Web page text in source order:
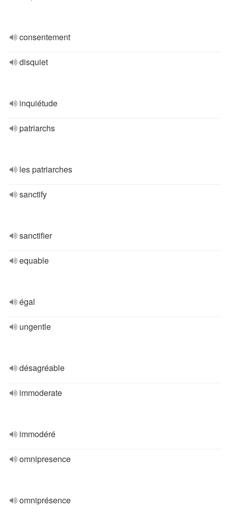
consentement
disquiet
inquiétude
patriarchs
les patriarches
sanctify
sanctifier
equable
égal
ungentle
désagréable
immoderate
immodéré
omnipresence
omniprésence